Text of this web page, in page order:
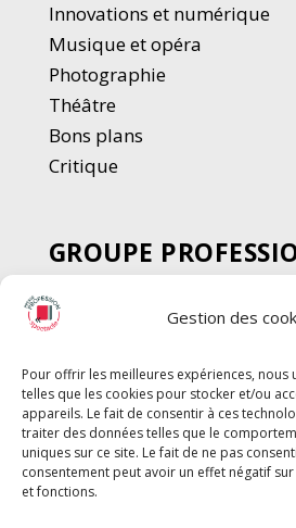
Gestion des
Pour offrir les meilleures expériences, nous
telles que les cookies pour stocker et/ou
appareils. Le fait de consentir à ces
traiter des données telles que le
uniques sur ce site. Le fait de ne pas
consentement peut avoir un effet négatif
et fonctions.
Innovations et numérique
Musique et opéra
Photographie
Théâtre
Bons plans
Critique
GROUPE
SPECTACLE
Chèque Intermittents
Chèque Compta
Chèque Emploi Spectacle
G-Pods
Profession Audio-visuel